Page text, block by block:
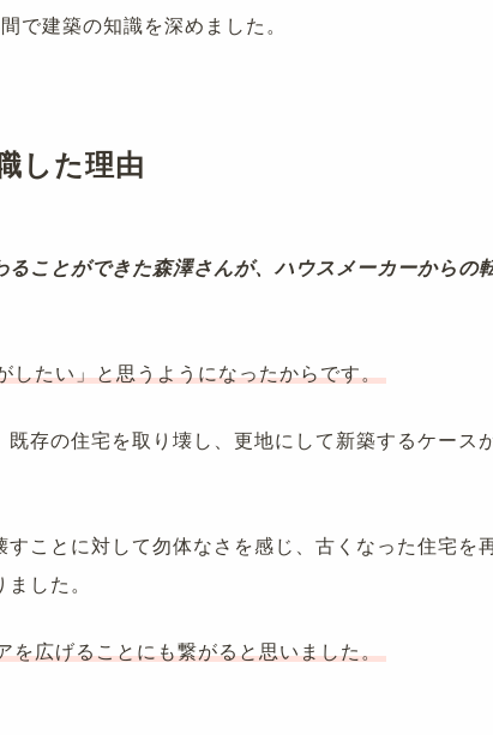
で建築の知識を深めました。
した理由
ことができた森澤さんが、ハウスメーカーからの
したい」と思うようになったからです。
存の住宅を取り壊し、更地にして新築するケース
すことに対して勿体なさを感じ、古くなった住宅を
した。
を広げることにも繋がると思いました。